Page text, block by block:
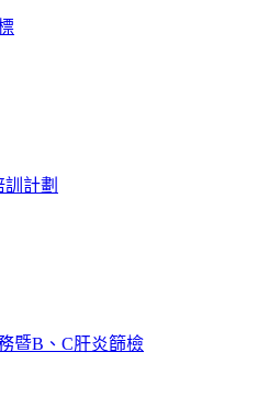
計劃
暨B、C肝炎篩檢